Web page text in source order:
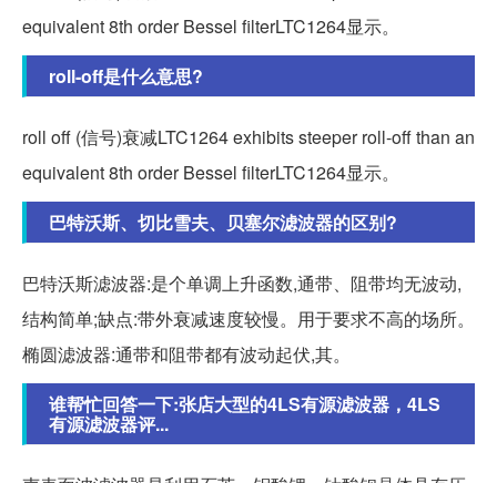
equivalent 8th order Bessel filterLTC1264显示。
roll-off是什么意思?
roll off (信号)衰减LTC1264 exhibits steeper roll-off than an
equivalent 8th order Bessel filterLTC1264显示。
巴特沃斯、切比雪夫、贝塞尔滤波器的区别?
巴特沃斯滤波器:是个单调上升函数,通带、阻带均无波动,
结构简单;缺点:带外衰减速度较慢。用于要求不高的场所。
椭圆滤波器:通带和阻带都有波动起伏,其。
谁帮忙回答一下:张店大型的4LS有源滤波器，4LS
有源滤波器评...